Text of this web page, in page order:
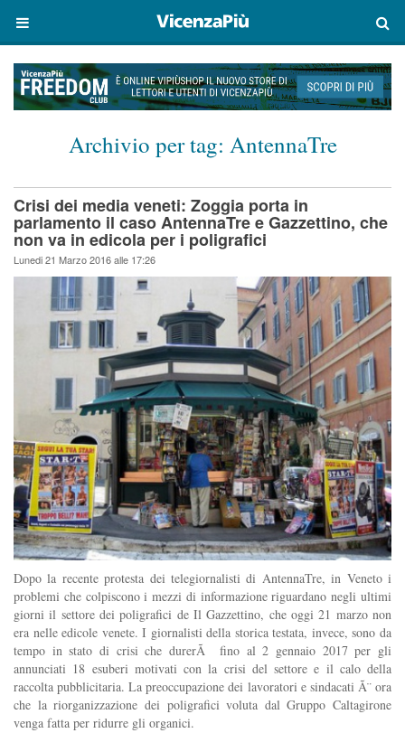
Archivio per tag: AntennaTre
Crisi dei media veneti: Zoggia porta in
parlamento il caso AntennaTre e Gazzettino, che
non va in edicola per i poligrafici
Lunedi 21 Marzo 2016 alle 17:26
Dopo la recente protesta dei telegiornalisti di AntennaTre, in Veneto i
problemi che colpiscono i mezzi di informazione riguardano negli ultimi
giorni il settore dei poligrafici de Il Gazzettino, che oggi 21 marzo non
era nelle edicole venete. I giornalisti della storica testata, invece, sono da
tempo in stato di crisi che durerÃ fino al 2 gennaio 2017 per gli
annunciati 18 esuberi motivati con la crisi del settore e il calo della
raccolta pubblicitaria. La preoccupazione dei lavoratori e sindacati Ã¨ ora
che la riorganizzazione dei poligrafici voluta dal Gruppo Caltagirone
venga fatta per ridurre gli organici.